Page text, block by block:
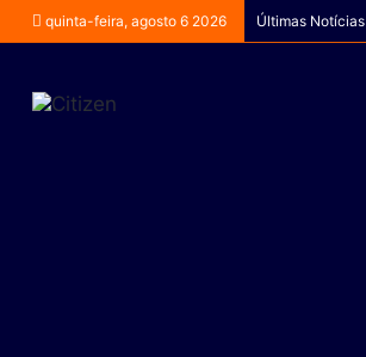
quinta-feira, agosto 6 2026 Últimas Notícias